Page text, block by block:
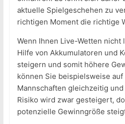
aktuelle Spielgeschehen zu
richtigen Moment die richtige
Wenn Ihnen Live-Wetten nicht
Hilfe von Akkumulatoren und
steigern und somit höhere
können Sie beispielsweise
Mannschaften gleichzeitig
Risiko wird zwar gesteigert,
potenzielle Gewinngröße